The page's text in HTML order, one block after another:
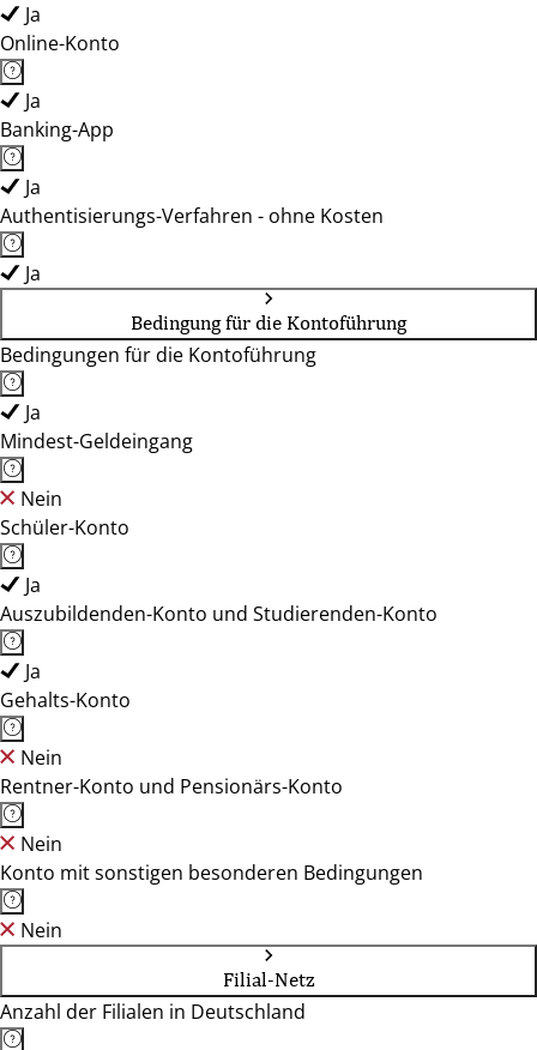
Ja
Online-Konto
Ja
Banking-App
Ja
Authentisierungs-Verfahren - ohne Kosten
Ja
Bedingung für die Kontoführung
Bedingungen für die Kontoführung
Ja
Mindest-Geldeingang
Nein
Schüler-Konto
Ja
Auszubildenden-Konto und Studierenden-Konto
Ja
Gehalts-Konto
Nein
Rentner-Konto und Pensionärs-Konto
Nein
Konto mit sonstigen besonderen Bedingungen
Nein
Filial-Netz
Anzahl der Filialen in Deutschland